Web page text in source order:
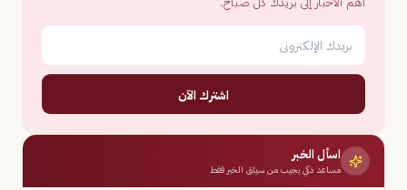
اشترك الآن
اسأل الخبر
مساعد ذكي يجيب من سياق الخبر فقط